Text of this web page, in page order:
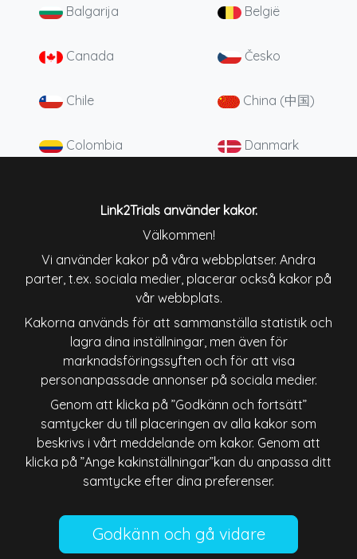
Balgarija België
Canada Česko
Chile China (中国)
Colombia Danmark
Ireland Italiana
Lietuva Magyarország
Nederland New Zealand
Österreich Polska
Schweiz Singapore
Link2Trials använder kakor.
Välkommen!
Vi använder kakor på våra webbplatser. Andra
parter, t.ex. sociala medier, placerar också kakor på
vår webbplats.
Kakorna används för att sammanställa statistik och
lagra dina inställningar, men även för
marknadsföringssyften och för att visa
personanpassade annonser på sociala medier.
Genom att klicka på ”Godkänn och fortsätt”
samtycker du till placeringen av alla kakor som
beskrivs i vårt meddelande om kakor. Genom att
klicka på ”Ange kakinställningar”kan du anpassa ditt
samtycke efter dina preferenser.